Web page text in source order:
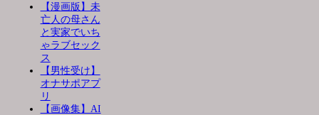
【漫画版】未
亡人の母さん
と実家でいち
ゃラブセック
ス
【男性受け】
オナサポアプ
リ
【画像集】AI